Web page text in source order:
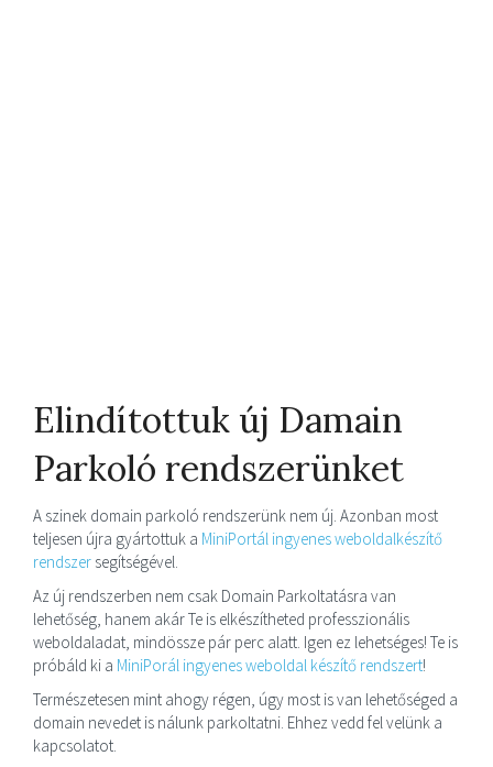
Elindítottuk új Damain
Parkoló rendszerünket
A szinek domain parkoló rendszerünk nem új. Azonban most
teljesen újra gyártottuk a MiniPortál ingyenes weboldalkészítő
rendszer segítségével.
Az új rendszerben nem csak Domain Parkoltatásra van
lehetőség, hanem akár Te is elkészítheted professzionális
weboldaladat, mindössze pár perc alatt. Igen ez lehetséges! Te is
próbáld ki a MiniPorál ingyenes weboldal készítő rendszert!
Természetesen mint ahogy régen, úgy most is van lehetőséged a
domain nevedet is nálunk parkoltatni. Ehhez vedd fel velünk a
kapcsolatot.